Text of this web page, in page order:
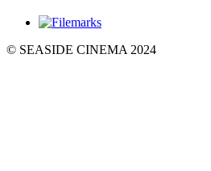
© SEASIDE CINEMA 2024